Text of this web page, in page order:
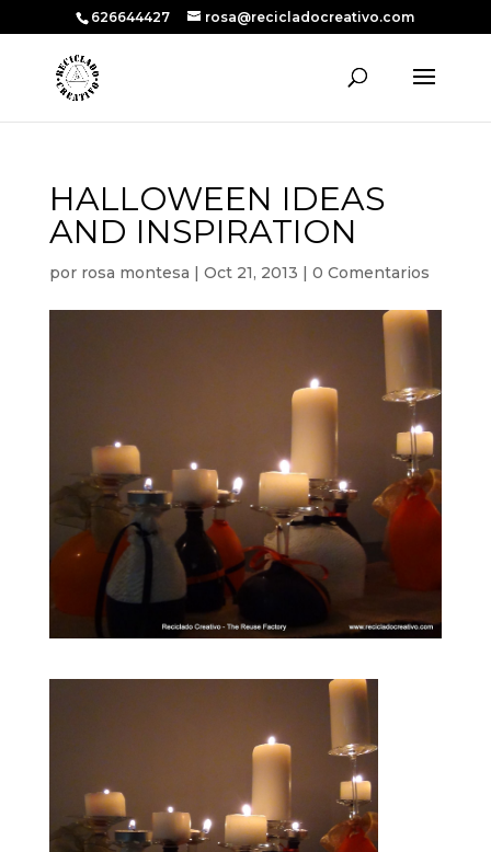
626644427 rosa@recicladocreativo.com
HALLOWEEN IDEAS
AND INSPIRATION
por rosa montesa | Oct 21, 2013 | 0 Comentarios